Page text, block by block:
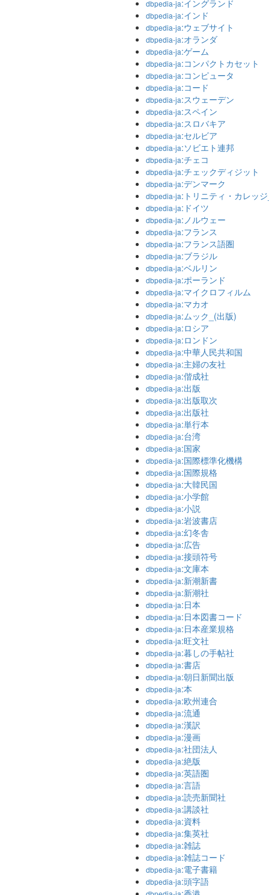
dbpedia-ja:イングランド
dbpedia-ja:インド
dbpedia-ja:ウェブサイト
dbpedia-ja:オランダ
dbpedia-ja:ゲーム
dbpedia-ja:コンパクトカセット
dbpedia-ja:コンピュータ
dbpedia-ja:コード
dbpedia-ja:スウェーデン
dbpedia-ja:スペイン
dbpedia-ja:スロバキア
dbpedia-ja:セルビア
dbpedia-ja:ソビエト連邦
dbpedia-ja:チェコ
dbpedia-ja:チェックディジット
dbpedia-ja:デンマーク
dbpedia-ja:トリニティ・カレッ
dbpedia-ja:ドイツ
dbpedia-ja:ノルウェー
dbpedia-ja:フランス
dbpedia-ja:フランス語圏
dbpedia-ja:ブラジル
dbpedia-ja:ベルリン
dbpedia-ja:ポーランド
dbpedia-ja:マイクロフィルム
dbpedia-ja:マカオ
dbpedia-ja:ムック_(出版)
dbpedia-ja:ロシア
dbpedia-ja:ロンドン
dbpedia-ja:中華人民共和国
dbpedia-ja:主婦の友社
dbpedia-ja:偕成社
dbpedia-ja:出版
dbpedia-ja:出版取次
dbpedia-ja:出版社
dbpedia-ja:単行本
dbpedia-ja:台湾
dbpedia-ja:国家
dbpedia-ja:国際標準化機構
dbpedia-ja:国際規格
dbpedia-ja:大韓民国
dbpedia-ja:小学館
dbpedia-ja:小説
dbpedia-ja:岩波書店
dbpedia-ja:幻冬舎
dbpedia-ja:広告
dbpedia-ja:接頭符号
dbpedia-ja:文庫本
dbpedia-ja:新潮新書
dbpedia-ja:新潮社
dbpedia-ja:日本
dbpedia-ja:日本図書コード
dbpedia-ja:日本産業規格
dbpedia-ja:旺文社
dbpedia-ja:暮しの手帖社
dbpedia-ja:書店
dbpedia-ja:朝日新聞出版
dbpedia-ja:本
dbpedia-ja:欧州連合
dbpedia-ja:流通
dbpedia-ja:漢訳
dbpedia-ja:漫画
dbpedia-ja:社団法人
dbpedia-ja:絶版
dbpedia-ja:英語圏
dbpedia-ja:言語
dbpedia-ja:読売新聞社
dbpedia-ja:講談社
dbpedia-ja:資料
dbpedia-ja:集英社
dbpedia-ja:雑誌
dbpedia-ja:雑誌コード
dbpedia-ja:電子書籍
dbpedia-ja:頭字語